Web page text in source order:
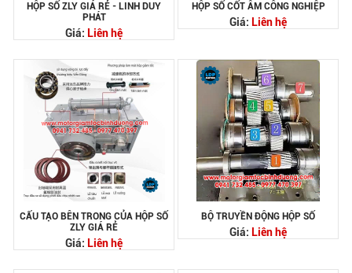
HỘP SỐ ZLY GIÁ RẺ - LINH DUY
PHÁT
Giá: Liên hệ
HỘP SỐ CỐT ÂM CÔNG NGHIỆP
Giá: Liên hệ
CẤU TẠO BÊN TRONG CỦA HỘP SỐ
ZLY GIÁ RẺ
Giá: Liên hệ
BỘ TRUYỀN ĐỘNG HỘP SỐ
Giá: Liên hệ